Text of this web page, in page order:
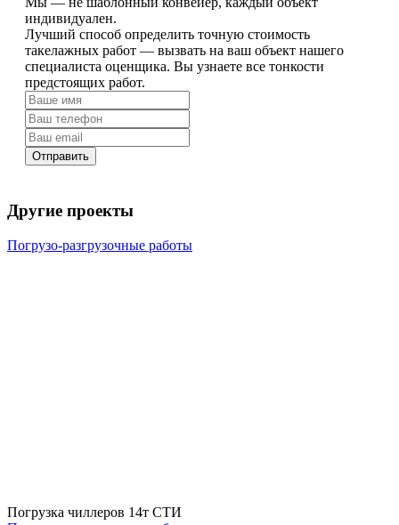
индивидуален.
Лучший способ определить точную стоимость
такелажных работ — вызвать на ваш объект нашего
специалиста оценщика. Вы узнаете все тонкости
предстоящих работ.
Отправить
Другие проекты
Погрузо-разгрузочные работы
Погрузка чиллеров 14т СТИ